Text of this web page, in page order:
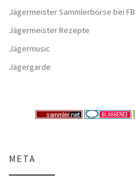
Jägermeister Sammlerbörse bei FB
Jägermeister Rezepte
Jägermusic
Jägergarde
META